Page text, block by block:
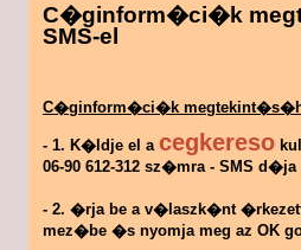
C�ginform�ci�k
SMS-el
C�ginform�ci�k
- 1. K�ldje el a cegkereso
06-90 612-312 sz�mra - SMS
- 2. �rja be a v�laszk�nt
mez�be �s nyomja meg az OK